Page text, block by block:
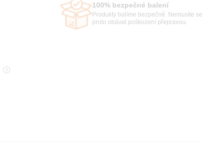
100% bezpečné balení
Produkty balíme bezpečně. Nemusíte se
proto obávat poškození přepravou.